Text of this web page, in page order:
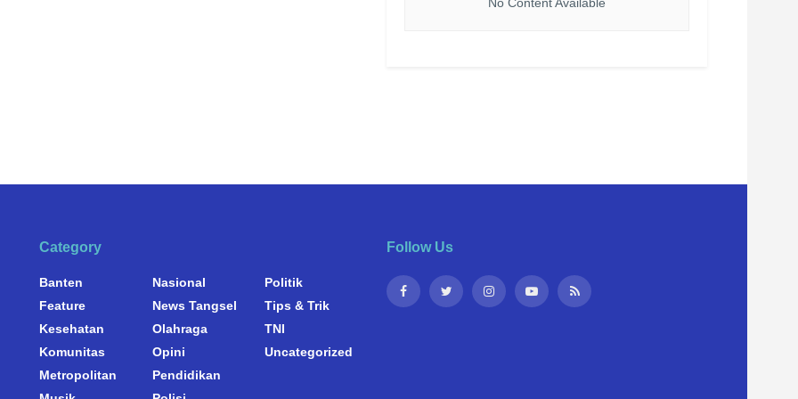
Category
Banten
Feature
Kesehatan
Komunitas
Metropolitan
Nasional
News Tangsel
Olahraga
Opini
Pendidikan
Politik
Tips & Trik
TNI
Uncategorized
Follow Us